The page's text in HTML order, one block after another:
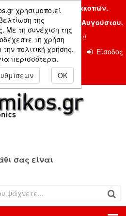
χρησιμοποιεί
της
Με τη συνέχιση της
τη χρήση
την πολιτική χρήσης.
περισσότερα.
OK
κλειστό λόγω διακοπών.
σας την Δευτέρα 24 Αυγούστου.
ένα όμορφο καλοκαίρι!
Επικοινωνία
Είσοδος
Μέλους
σας είναι